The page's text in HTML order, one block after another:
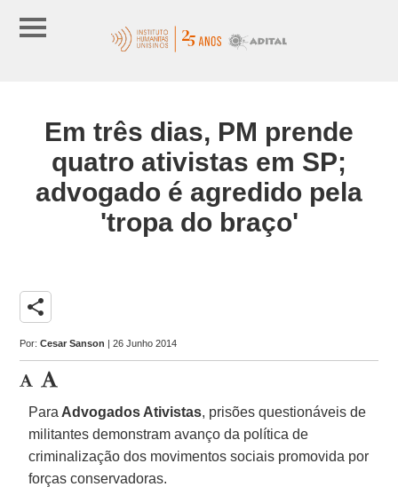
Em três dias, PM prende
quatro ativistas em SP;
advogado é agredido pela
'tropa do braço'
share
Por:Cesar Sanson | 26 Junho 2014
Para Advogados Ativistas, prisões questionáveis de
militantes demonstram avanço da política de
criminalização dos movimentos sociais promovida por
forças conservadoras.